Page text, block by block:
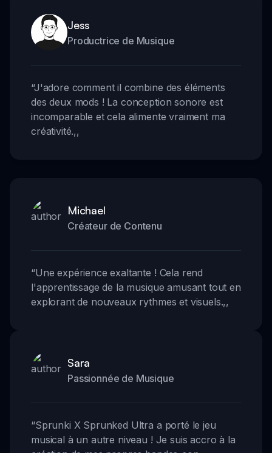
Jess
Productrice de Musique
“J'adore comment il combine des éléments
des deux mods ! La conception sonore est
incomparable et cela alimente vraiment ma
créativité.,,
Michael
Créateur de Contenu
“Une expérience exaltante ! Cela rend
l'apprentissage de la musique amusant tout en
explorant de nouveaux rythmes et visuels.,,
Sara
Passionnée de Musique
“Sprunki X Sprunked Ultra a porté le jeu
musical à un autre niveau ! Je suis accro à la